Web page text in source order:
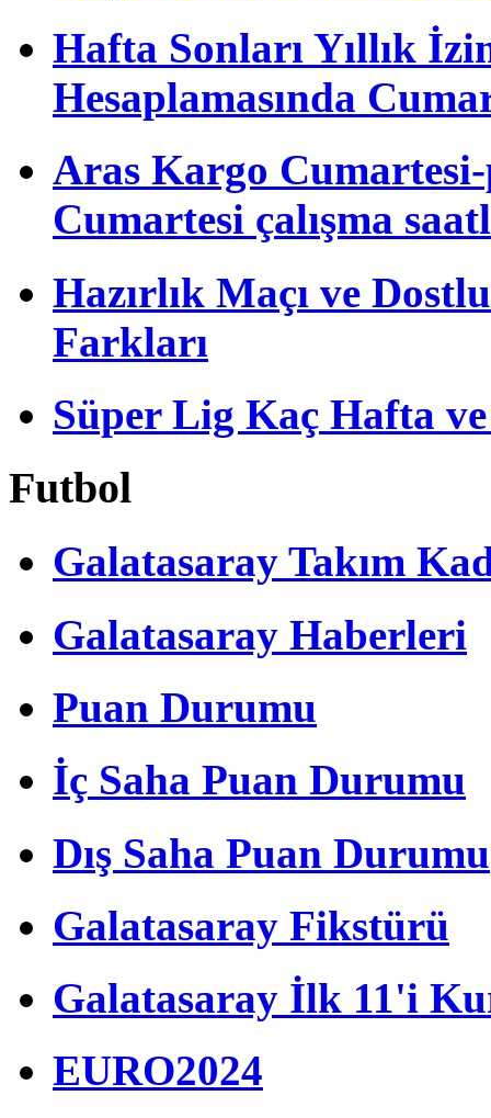
Hafta Sonları Yıllık
Hesaplamasında
Aras Kargo Cumartesi-
Cumartesi çalışma
Hazırlık Maçı ve
Farkları
Süper Lig Kaç Hafta
Futbol
Galatasaray Takım
Galatasaray Haberleri
Puan Durumu
İç Saha Puan Durumu
Dış Saha Puan Durumu
Galatasaray Fikstürü
Galatasaray İlk 11'i
EURO2024